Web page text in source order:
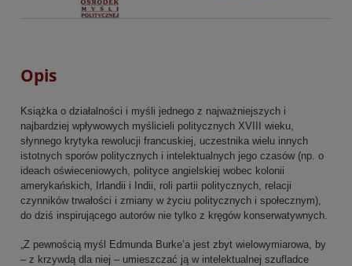
Opis
Książka o działalności i myśli jednego z najważniejszych i
najbardziej wpływowych myślicieli politycznych XVIII wieku,
słynnego krytyka rewolucji francuskiej, uczestnika wielu innych
istotnych sporów politycznych i intelektualnych jego czasów (np. o
ideach oświeceniowych, polityce angielskiej wobec kolonii
amerykańskich, Irlandii i Indii, roli partii politycznych, relacji
czynników trwałości i zmiany w życiu politycznych i społecznym),
do dziś inspirującego autorów nie tylko z kręgów konserwatywnych.
„Z pewnością myśl Edmunda Burke’a jest zbyt wielowymiarowa, by
– z krzywdą dla niej – umieszczać ją w intelektualnej szufladce